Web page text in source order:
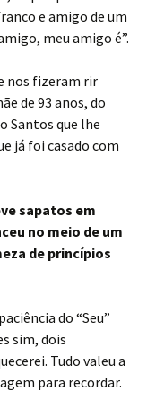
e amigo de um
meu amigo é”.
nos fizeram rir
de 93 anos, do
Santos que lhe
já foi casado com
sapatos em
no meio de um
de princípios
do “Seu”
sim, dois
Tudo valeu a
para recordar.